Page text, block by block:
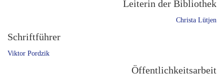
Leiterin der Bibliothek
Christa Lütjen
Schriftführer
Viktor Pordzik
Öffentlichkeitsarbeit